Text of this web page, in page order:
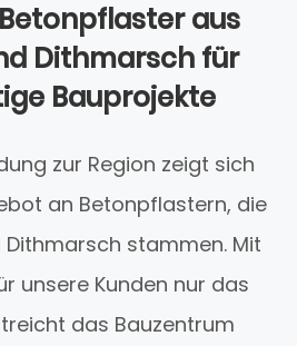
aus
Dithmarsch für
Bauprojekte
zur Region zeigt sich
an Betonpflastern, die
stammen. Mit
unsere Kunden nur das
das Bauzentrum